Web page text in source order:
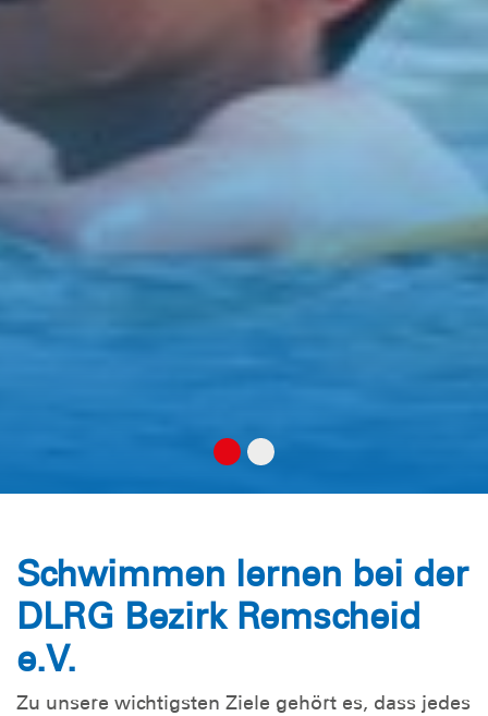
Schwimmen lernen bei der
DLRG Bezirk Remscheid
e.V.
Zu unsere wichtigsten Ziele gehört es, dass jedes